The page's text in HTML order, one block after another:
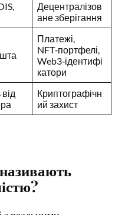
Децентралізов
ане зберігання
Платежі,
NFT‑портфелі,
Web3‑ідентифі
катори
Криптографічн
ий захист